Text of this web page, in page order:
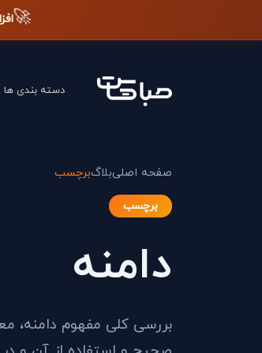
🚀افزایش تا
دسته بندی ها
صفحه اصلیبلاگبرچسب
برچسب
دامنه
بررسی کلی مفهوم دامنه،